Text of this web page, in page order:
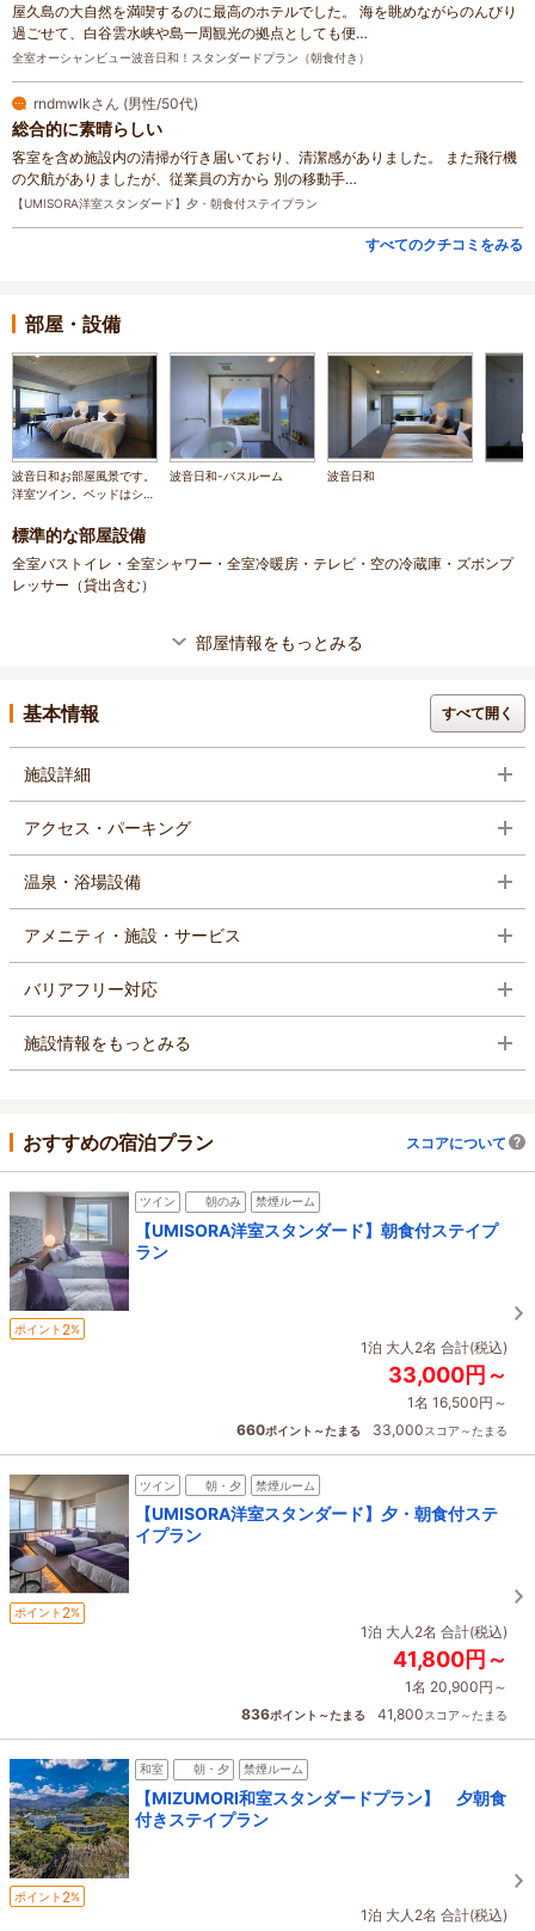
屋久島の大自然を満喫するのに最高のホテルでした。 海を眺めながらのんびり
過ごせて、白谷雲水峡や島一周観光の拠点としても便…
全室オーシャンビュー波音日和！スタンダードプラン（朝食付き）
rndmwlkさん (男性/50代)
総合的に素晴らしい
客室を含め施設内の清掃が行き届いており、清潔感がありました。 また飛行機
の欠航がありましたが、従業員の方から 別の移動手…
【UMISORA洋室スタンダード】夕・朝食付ステイプラン
すべてのクチコミをみる
部屋・設備
波音日和お部屋風景です。
洋室ツイン。ベッドはシモ
ます。
波音日和-バスルーム 波音日和
標準的な部屋設備
全室バストイレ・全室シャワー・全室冷暖房・テレビ・空の冷蔵庫・ズボンプ
レッサー（貸出含む）
部屋情報をもっとみる
基本情報 すべて開く
施設詳細
アクセス・パーキング
温泉・浴場設備
アメニティ・施設・サービス
バリアフリー対応
施設情報をもっとみる
おすすめの宿泊プラン スコアについて
ツイン 朝のみ 禁煙ルーム
【UMISORA洋室スタンダード】朝食付ステイプ
ラン
ポイント 2%
1泊 大人2名 合計(税込)
33,000円～
1名 16,500円～
660ポイント～たまる 33,000スコア～たまる
ツイン 朝・夕 禁煙ルーム
【UMISORA洋室スタンダード】夕・朝食付ステ
イプラン
ポイント 2%
1泊 大人2名 合計(税込)
41,800円～
1名 20,900円～
836ポイント～たまる 41,800スコア～たまる
和室 朝・夕 禁煙ルーム
【MIZUMORI和室スタンダードプラン】 夕朝食
付きステイプラン
ポイント 2%
1泊 大人2名 合計(税込)